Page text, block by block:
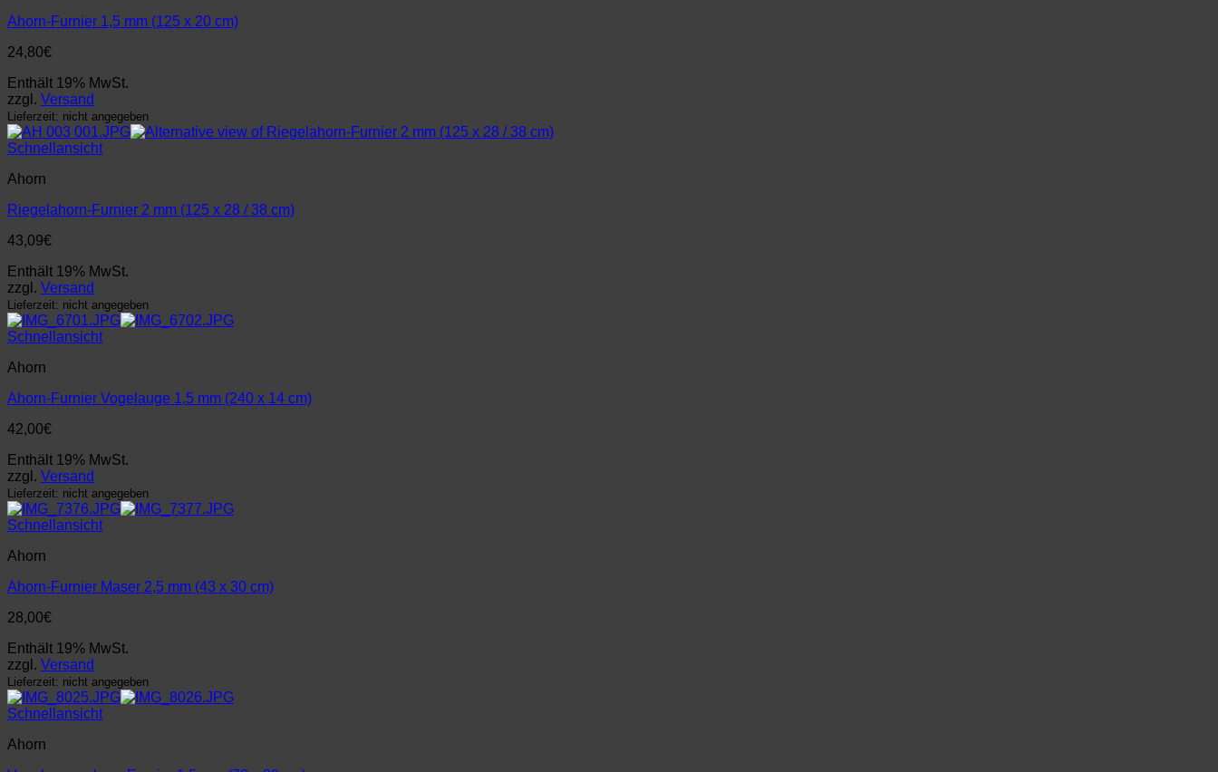
Ahorn-Furnier 1,5 mm (125 x 20 cm)
24,80€
Enthält 19% MwSt.
zzgl. Versand
Lieferzeit: nicht angegeben
Schnellansicht
Ahorn
Riegelahorn-Furnier 2 mm (125 x 28 / 38 cm)
43,09€
Enthält 19% MwSt.
zzgl. Versand
Lieferzeit: nicht angegeben
Schnellansicht
Ahorn
Ahorn-Furnier Vogelauge 1,5 mm (240 x 14 cm)
42,00€
Enthält 19% MwSt.
zzgl. Versand
Lieferzeit: nicht angegeben
Schnellansicht
Ahorn
Ahorn-Furnier Maser 2,5 mm (43 x 30 cm)
28,00€
Enthält 19% MwSt.
zzgl. Versand
Lieferzeit: nicht angegeben
Schnellansicht
Ahorn